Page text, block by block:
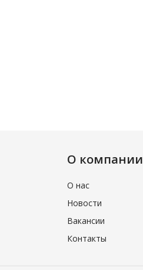
О компании
О нас
Новости
Вакансии
Контакты